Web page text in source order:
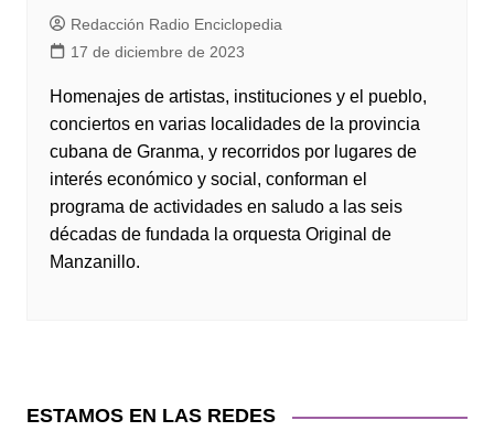
Redacción Radio Enciclopedia
17 de diciembre de 2023
Homenajes de artistas, instituciones y el pueblo,
conciertos en varias localidades de la provincia
cubana de Granma, y recorridos por lugares de
interés económico y social, conforman el
programa de actividades en saludo a las seis
décadas de fundada la orquesta Original de
Manzanillo.
ESTAMOS EN LAS REDES